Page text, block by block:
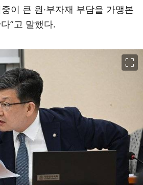
이 큰 원·부자재 부담을 가맹본
”고 말했다.